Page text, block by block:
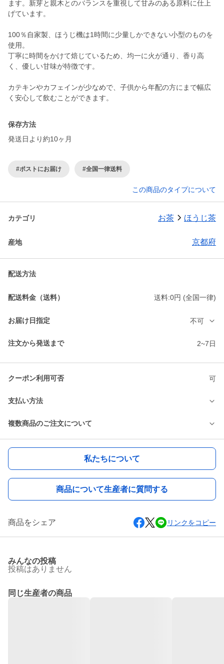
ます。新芽と親木とのバランスを重視して甘みのある原料に仕上
げています。
100％自家製、ほうじ機は1時間に少量しかできない小型のものを
使用。
丁寧に時間をかけて焙じているため、均一に火が通り、香り高
く、優しい甘味が特徴です。
カテキンやカフェインが少なめで、子供から年配の方にまで幅広
く安心して飲むことができます。
保存方法
発送日より約10ヶ月
#ポストにお届け #全国一律送料
この商品のタイプについて
カテゴリ お茶 ほうじ茶
産地 京都府
配送方法
配送料金（送料） 送料:0円 (全国一律)
お届け日指定 不可
注文から発送まで 2~7日
クーポン利用可否 可
支払い方法
複数商品のご注文について
私たちについて
商品について生産者に質問する
商品をシェア リンクをコピー
みんなの投稿
投稿はありません
同じ生産者の商品